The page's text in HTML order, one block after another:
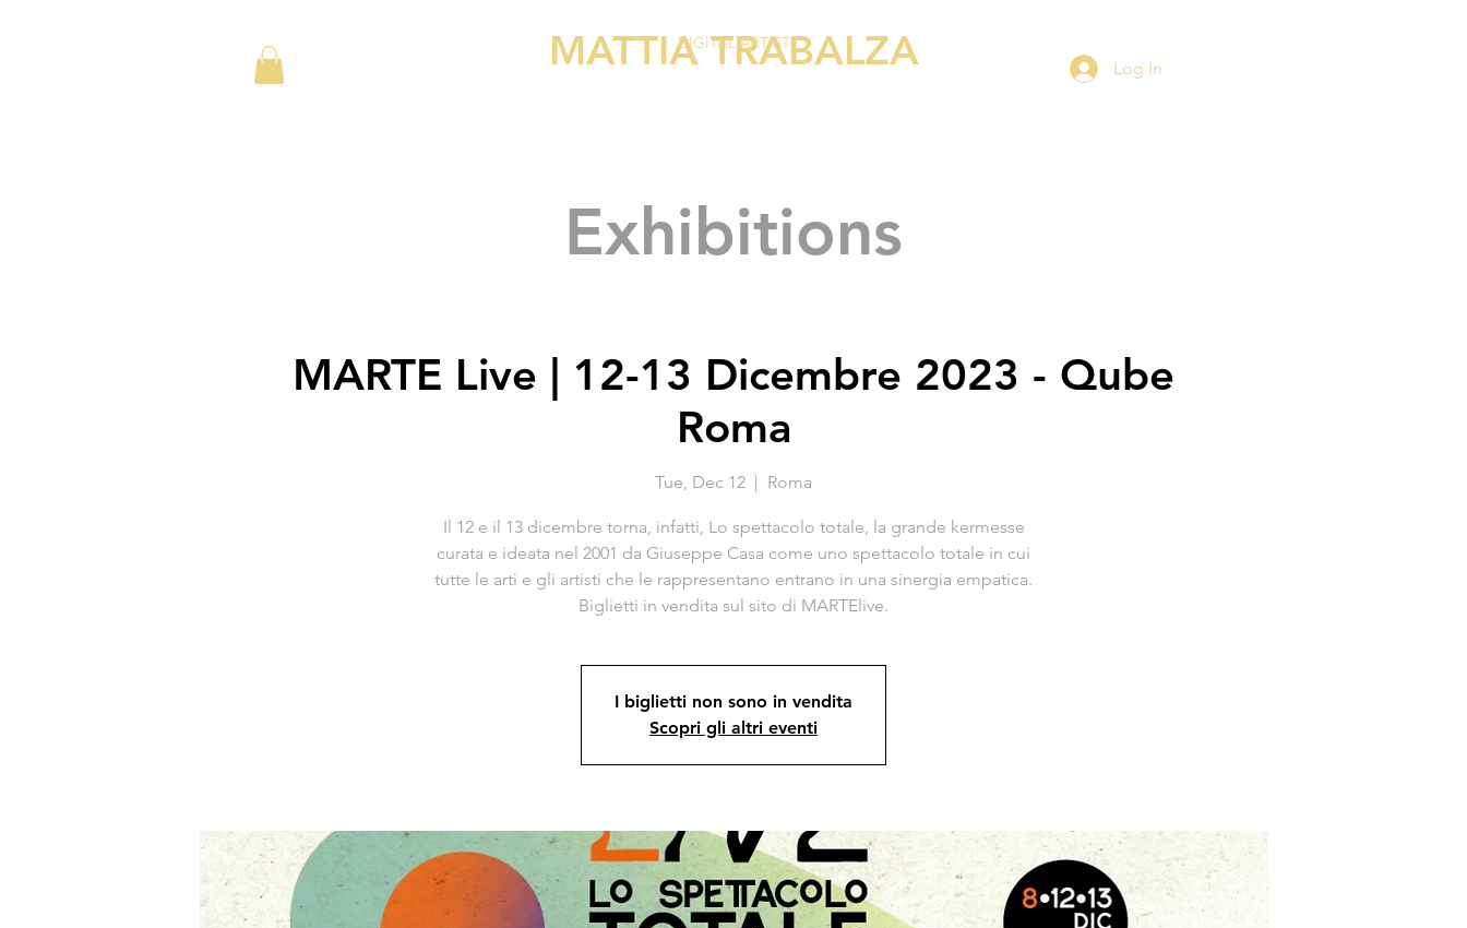
MATTIA TRABALZA
DIGITAL ARTIST
Log In
Exhibitions
MARTE Live | 12-13 Dicembre 2023 - Qube
Roma
Tue, Dec 12
  |
Roma
Il 12 e il 13 dicembre torna, infatti, Lo spettacolo totale, la grande kermesse
curata e ideata nel 2001 da Giuseppe Casa come uno spettacolo totale in cui
tutte le arti e gli artisti che le rappresentano entrano in una sinergia empatica.
Biglietti in vendita sul sito di MARTElive.
I biglietti non sono in vendita
Scopri gli altri eventi